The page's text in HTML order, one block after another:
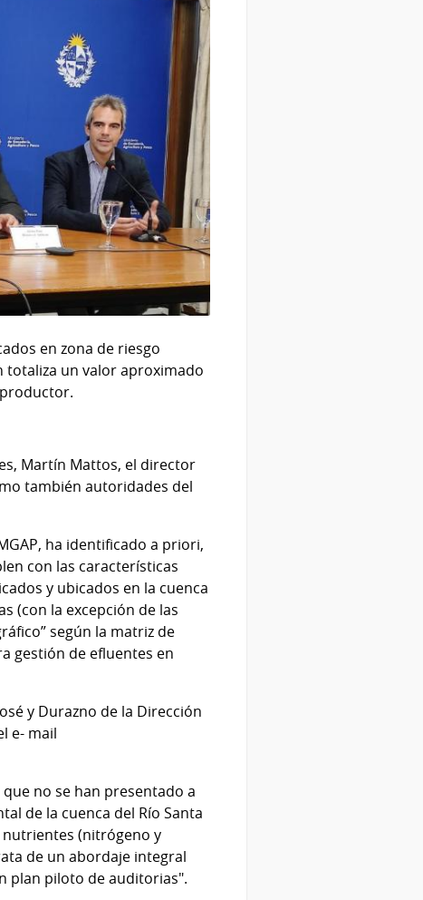
en zona de riesgo
totaliza un valor aproximado
Martín Mattos, el director
también autoridades del
ha identificado a priori,
con las características
y ubicados en la cuenca
(con la excepción de las
según la matriz de
gestión de efluentes en
y Durazno de la Dirección
e- mail
no se han presentado a
de la cuenca del Río Santa
nutrientes (nitrógeno y
de un abordaje integral
plan piloto de auditorias".